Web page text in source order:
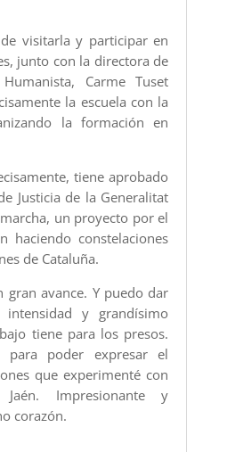
visitarla y participar en
junto con la directora de
Carme Tuset
la escuela con la
la formación en
tiene aprobado
Justicia de la Generalitat
un proyecto por el
haciendo constelaciones
de Cataluña.
gran avance. Y puedo dar
y grandísimo
tiene para los presos.
para poder expresar el
que experimenté con
Impresionante y
corazón.